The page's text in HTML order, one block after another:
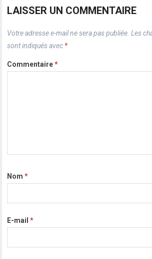
LAISSER UN COMMENTAIRE
Votre adresse e-mail ne sera pas publiée. Les
sont indiqués avec *
Commentaire*
Nom*
E-mail*